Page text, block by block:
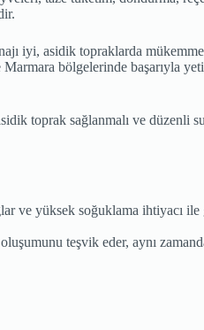
iyi, asidik topraklarda
bölgelerinde başarıyla
toprak sağlanmalı ve düzenli
ve yüksek soğuklama ihtiyacı ile
teşvik eder, aynı